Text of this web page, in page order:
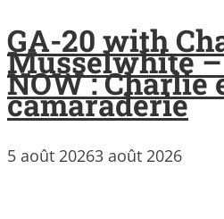
GA-20 with
Musselwhite –
NOW : Charlie
camaraderie
5 août 20263 août 2026